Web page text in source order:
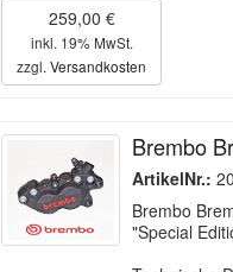
259,00 €
inkl. 19% MwSt.
zzgl. Versandkosten
Brembo
ArtikelNr.:
Brembo
"Special